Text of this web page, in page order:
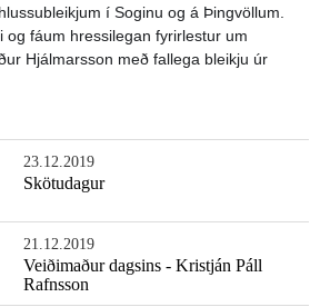
í Soginu og á Þingvöllum.
fáum hressilegan fyrirlestur um
Hjálmarsson með fallega bleikju úr
23.12.2019
Skötudagur
21.12.2019
Veiðimaður dagsins - Kristján Páll
Rafnsson